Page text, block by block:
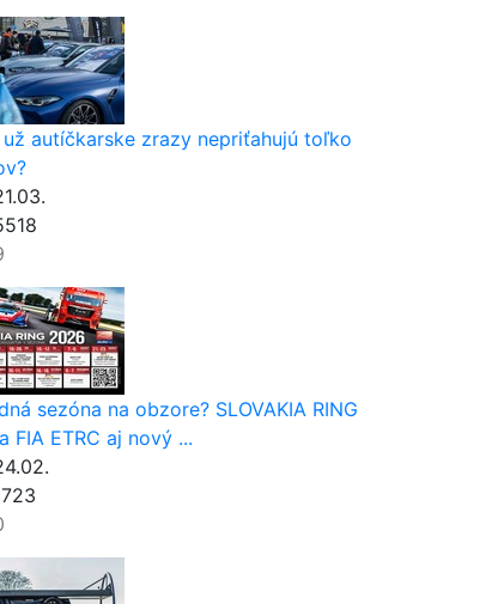
už autíčkarske zrazy nepriťahujú toľko
sezóna na obzore? SLOVAKIA RING
FIA ETRC aj nový ...